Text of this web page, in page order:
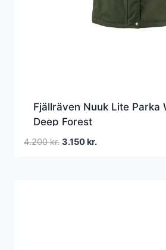
Fjällräven Nuuk Lite Parka
Deep Forest
4.200kr. Den
3.150kr.Den